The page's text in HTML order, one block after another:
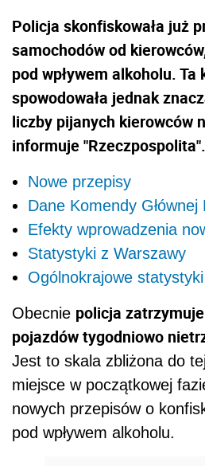
Policja skonfiskowała już
samochodów od
pod wpływem alkoholu. Ta
spowodowała jednak
liczby pijanych kierowców
informuje "Rzeczpospolita".
Nowe przepisy
Dane Komendy Głównej
Efekty wprowadzenia
Statystyki z Warszawy
Ogólnokrajowe statystyki
Obecnie policja
pojazdów tygodniowo
Jest to skala zbliżona do
miejsce w początkowej
nowych przepisów o
pod wpływem alkoholu.